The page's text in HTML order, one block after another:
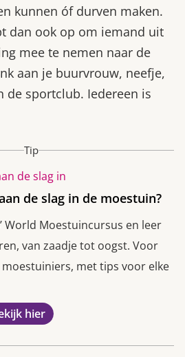
kunnen óf durven maken.
dan ook op om iemand uit
mee te nemen naar de
aan je buurvrouw, neefje,
de sportclub. Iedereen is
Tip
de slag in de moestuin?
World Moestuincursus en leer
van zaadje tot oogst. Voor
met tips voor elke
hier